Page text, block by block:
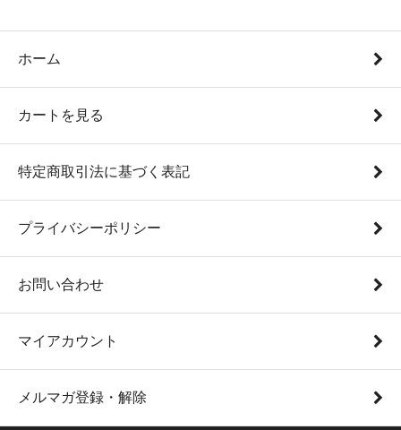
ホーム
カートを見る
特定商取引法に基づく表記
プライバシーポリシー
お問い合わせ
マイアカウント
メルマガ登録・解除